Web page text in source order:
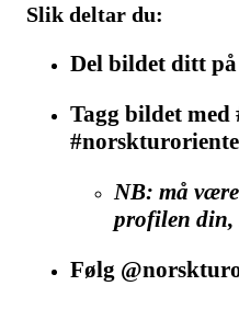
Slik deltar du:
Del bildet ditt
Tagg bildet med
NB: må
profilen din,
Følg